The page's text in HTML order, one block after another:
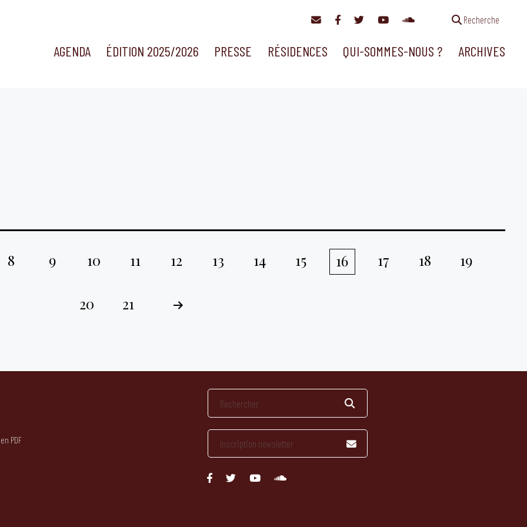
Recherche
AGENDA ÉDITION 2025/2026 PRESSE RÉSIDENCES QUI-SOMMES-NOUS ? ARCHIVES
8 9 10 11 12 13 14 15 16 17 18 19
20 21
PDF